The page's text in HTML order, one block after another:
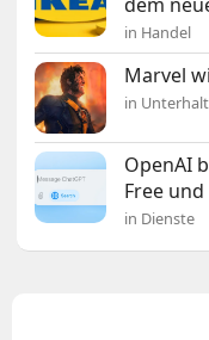
in Handel
Marvel
in
OpenAI
Free und
in Dienste